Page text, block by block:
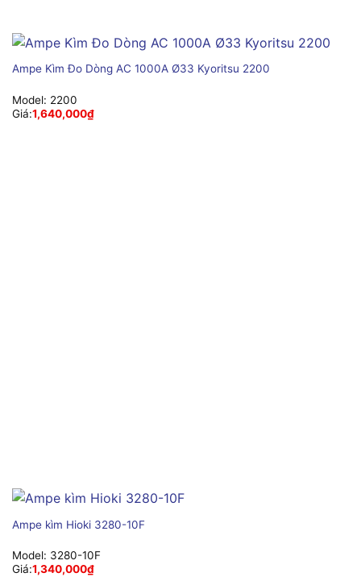
Ampe Kìm Đo Dòng AC 1000A Ø33 Kyoritsu 2200
Model: 2200
Giá:1,640,000₫
Ampe kìm Hioki 3280-10F
Model: 3280-10F
Giá:1,340,000₫